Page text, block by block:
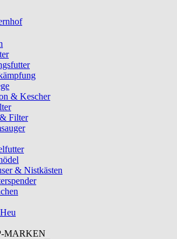
& Kescher
Filter
& Nistkästen
MARKEN